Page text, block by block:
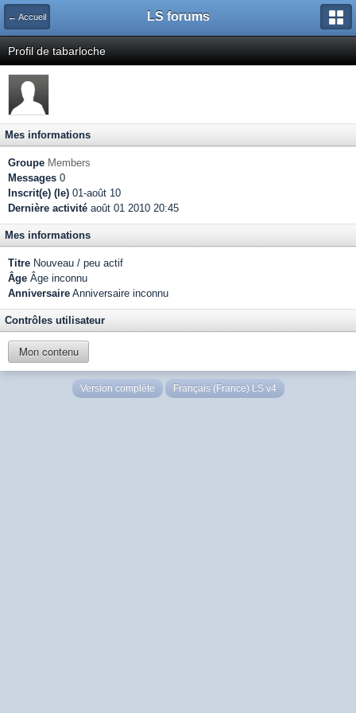
← Accueil LS forums
Profil de tabarloche
Mes informations
Groupe Members
Messages 0
Inscrit(e) (le) 01-août 10
Dernière activité août 01 2010 20:45
Mes informations
Titre Nouveau / peu actif
Âge Âge inconnu
Anniversaire Anniversaire inconnu
Contrôles utilisateur
Mon contenu
Version complète Français (France) LS v4